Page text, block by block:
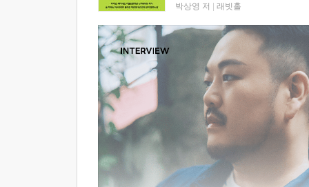
박상영 저 래빗홀